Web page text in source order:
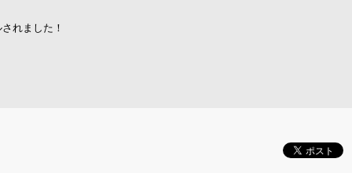
れました！